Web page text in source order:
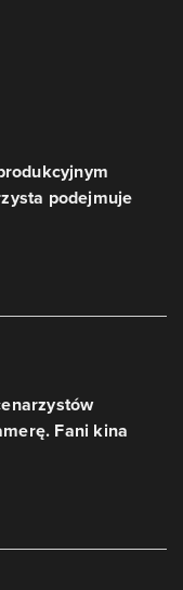
podejmuje
Fani kina